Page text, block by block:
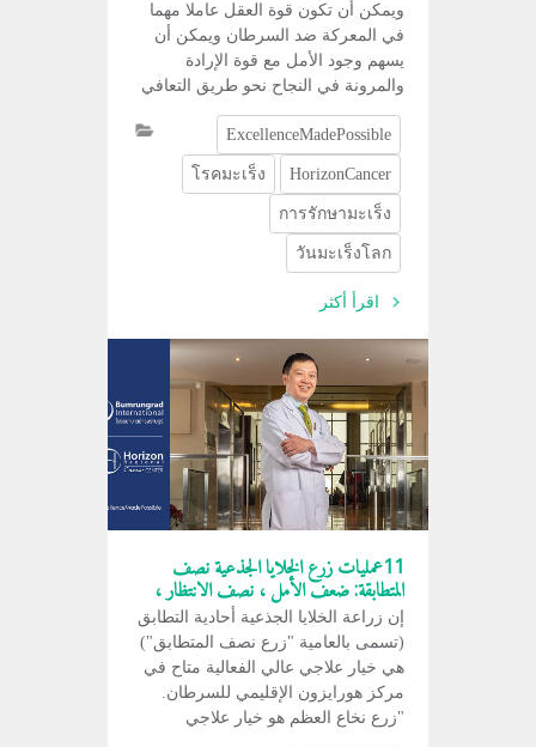
ويمكن أن تكون قوة العقل عاملا مهما
في المعركة ضد السرطان ويمكن أن
يسهم وجود الأمل مع قوة الإرادة
والمرونة في النجاح نحو طريق التعافي
وفي يوم السرطان العالمي لهذا العام ،
يعلن مركز هورايزون الإقليمي
للسرطان في مستشفى بامرونجراد عن
والمشاركة في تعزيز قوة الإرادة
لتتماشى مع شعار "أنا وسأفعل" الأمل
مع قوة الإرادة قوة لا مثيل لها.
ExcellenceMadePossible
HorizonCancer
โรคมะเร็ง
การรักษามะเร็ง
วันมะเร็งโลก
اقرأ أكثر
11عمليات زرع الخلايا الجذعية نصف
المتطابقة: ضعف الأمل ، نصف الانتظار ،
الشفاء التام
إن زراعة الخلايا الجذعية أحادية التطابق
(تسمى بالعامية "زرع نصف المتطابق")
هي خيار علاجي عالي الفعالية متاح في
مركز هورايزون الإقليمي للسرطان.
"زرع نخاع العظم هو خيار علاجي